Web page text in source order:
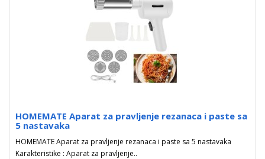
HOMEMATE Aparat za pravljenje rezanaca i paste sa
5 nastavaka
HOMEMATE Aparat za pravljenje rezanaca i paste sa 5 nastavaka
Karakteristike : Aparat za pravljenje..